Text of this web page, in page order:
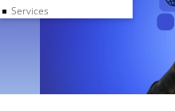
Services